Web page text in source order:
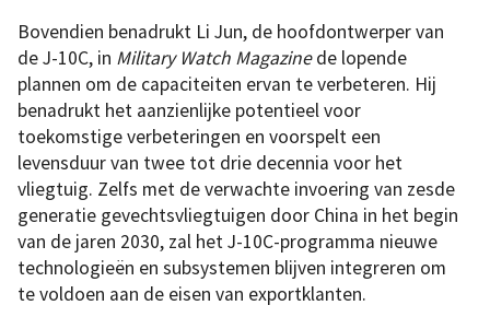
Bovendien benadrukt Li Jun, de hoofdontwerper van
de J-10C, in Military Watch Magazinede lopende
plannen om de capaciteiten ervan te verbeteren. Hij
benadrukt het aanzienlijke potentieel voor
toekomstige verbeteringen en voorspelt een
levensduur van twee tot drie decennia voor het
vliegtuig. Zelfs met de verwachte invoering van zesde
generatie gevechtsvliegtuigen door China in het begin
van de jaren 2030, zal het J-10C-programma nieuwe
technologieën en subsystemen blijven integreren om
te voldoen aan de eisen van exportklanten.